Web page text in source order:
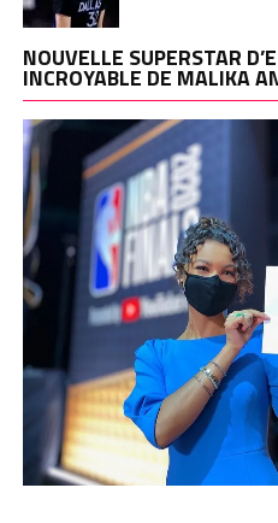
NOUVELLE SUPERSTAR
INCROYABLE DE MALIKA